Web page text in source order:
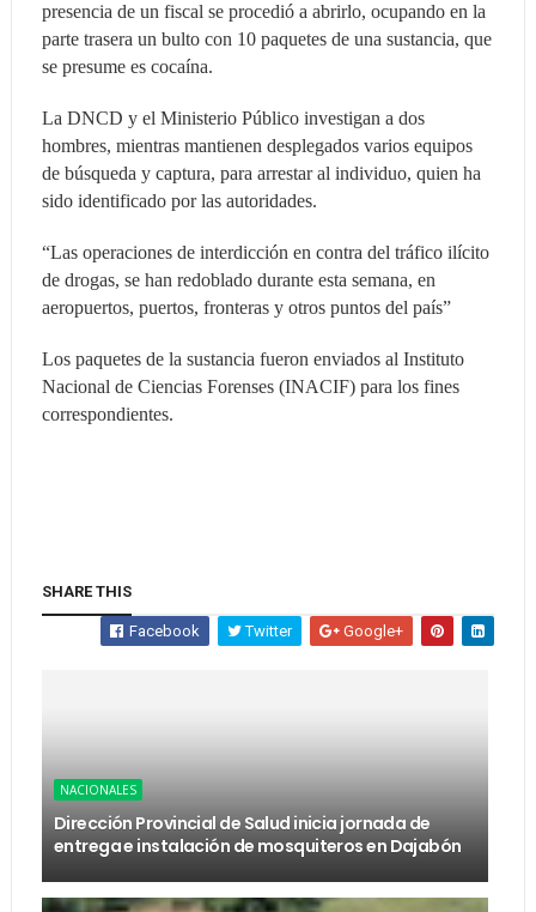
presencia de un fiscal se procedió a abrirlo, ocupando en la
parte trasera un bulto con 10 paquetes de una sustancia, que
se presume es cocaína.
La DNCD y el Ministerio Público investigan a dos
hombres, mientras mantienen desplegados varios equipos
de búsqueda y captura, para arrestar al individuo, quien ha
sido identificado por las autoridades.
“Las operaciones de interdicción en contra del tráfico ilícito
de drogas, se han redoblado durante esta semana, en
aeropuertos, puertos, fronteras y otros puntos del país”
Los paquetes de la sustancia fueron enviados al Instituto
Nacional de Ciencias Forenses (INACIF) para los fines
correspondientes.
SHARE THIS
Facebook Twitter Google+
NACIONALES
Dirección Provincial de Salud inicia jornada de
entrega e instalación de mosquiteros en Dajabón